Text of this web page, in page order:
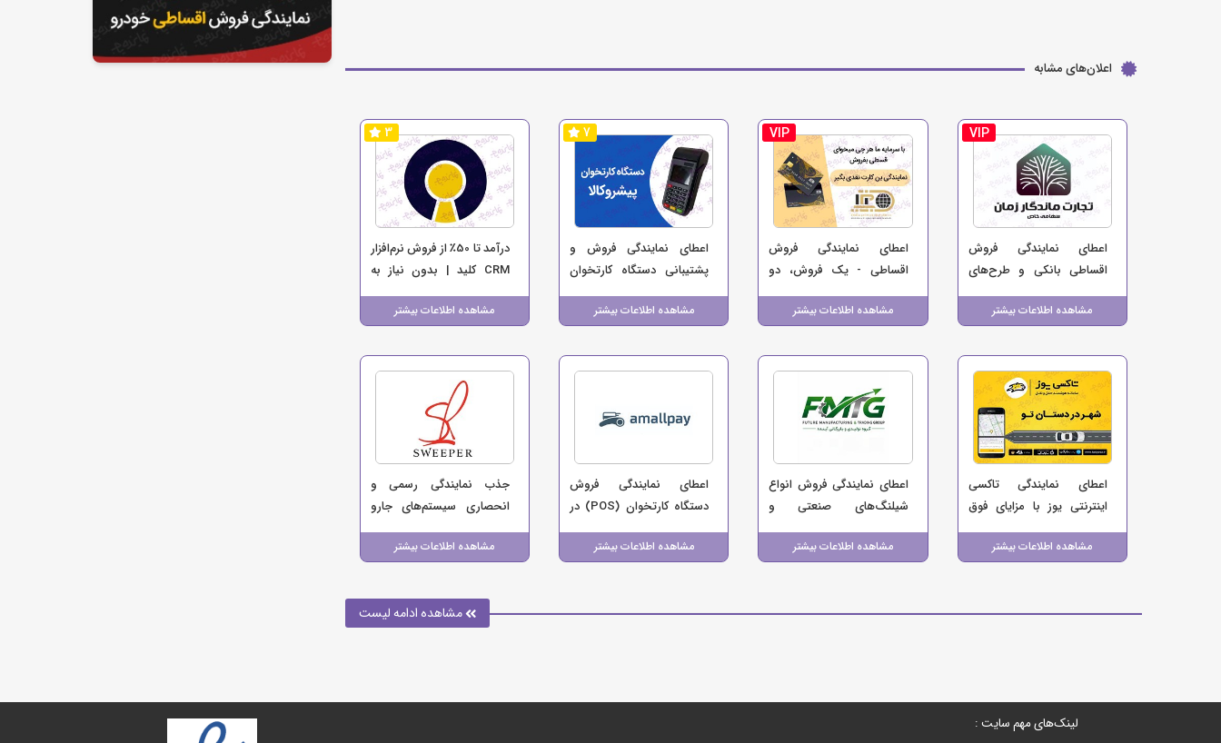
اعلان‌های مشابه
VIP
اعطای نمایندگی فروش
اقساطی بانکی و طرح‌های
تسهیلات خرید - تجارت
ماندگار زمان
مشاهده اطلاعات بیشتر
VIP
اعطای نمایندگی فروش
اقساطی - یک فروش، دو
منبع درآمد برای کسب‌وکار
شمامشاهده اطلاعات بیشتر
7
اعطای نمایندگی فروش و
پشتیبانی دستگاه کارتخوان
پیشرو کالا، باامکان بیمه
نماینده
مشاهده اطلاعات بیشتر
3
درآمد تا 50٪ از فروش نرم‌افزار
CRM کلید | بدون نیاز به
سرمایه اولیه
مشاهده اطلاعات بیشتر
اعطای نمایندگی تاکسی
اینترنتی یوز با مزایای فوق
العاده
مشاهده اطلاعات بیشتر
اعطای نمایندگی فروش انواع
شیلنگ‌های صنعتی و
تجهیزات بهداشتی ساختمان
(آینده پویان پیشرو)
مشاهده اطلاعات بیشتر
اعطای نمایندگی فروش
دستگاه کارتخوان (POS) در
سراسر ایران – آمال پی
مشاهده اطلاعات بیشتر
جذب نمایندگی رسمی و
انحصاری سیستم‌های جارو
مرکزی و صنعتی سوییپر
مشاهده اطلاعات بیشتر
مشاهده ادامه لیست
لینک‌های مهم سایت :